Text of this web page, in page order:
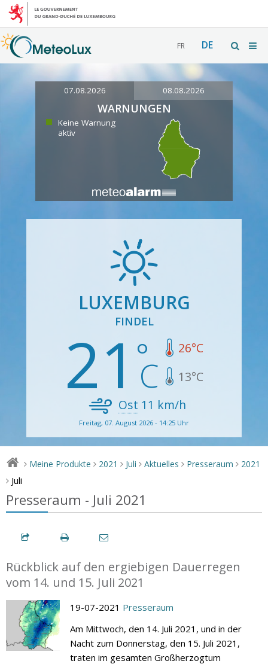
FR DE
07.08.2026 08.08.2026
WARNUNGEN
Keine Warnung
aktiv
LUXEMBURG
FINDEL
21 26°C
13°C
Ost 11 km/h
Freitag, 07. August 2026 - 14:25 Uhr
> Meine Produkte > 2021 > Juli > Aktuelles > Presseraum > 2021
> Juli
Presseraum - Juli 2021
Rückblick auf den ergiebigen Dauerregen
vom 14. und 15. Juli 2021
19-07-2021 Presseraum
Am Mittwoch, den 14. Juli 2021, und in der
Nacht zum Donnerstag, den 15. Juli 2021,
traten im gesamten Großherzogtum